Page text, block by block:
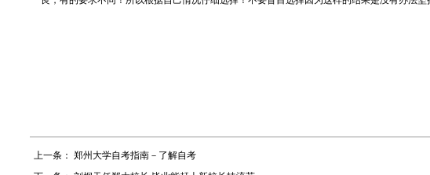
上一条： 郑州大学自考指南－了解自考